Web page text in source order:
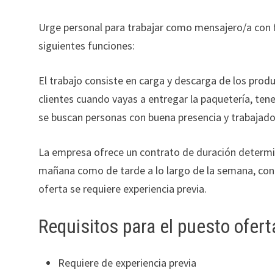
Urge personal para trabajar como mensajero/a
siguientes funciones:
El trabajo consiste en carga y descarga de los
clientes cuando vayas a entregar la paquetería,
se buscan personas con buena presencia y
La empresa ofrece un contrato de duración
mañana como de tarde a lo largo de la semana,
oferta se requiere experiencia previa.
Requisitos para el puesto
Requiere de experiencia previa